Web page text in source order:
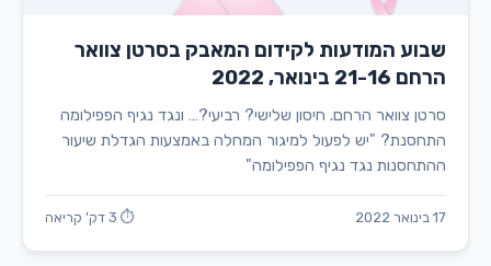
שבוע המודעות לקידום המאבק בסרטן צוואר
הרחם 21-16 בינואר, 2022
סרטן צוואר הרחם. חיסון שלישי? רביעי?… ונגד נגיף הפפילומה
התחסנת? "יש לפעול למיגור המחלה באמצעות הגדלת שיעור
ההתחסנות נגד נגיף הפפילומה"
17 בינואר 2022 ⏱ 3 דק' קריאה